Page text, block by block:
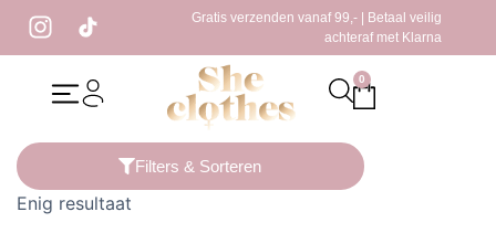
Gratis verzenden vanaf 99,- | Betaal veilig
achteraf met Klarna
0
/ Producten getagged “gilet bruin”
Filters & Sorteren
Enig resultaat